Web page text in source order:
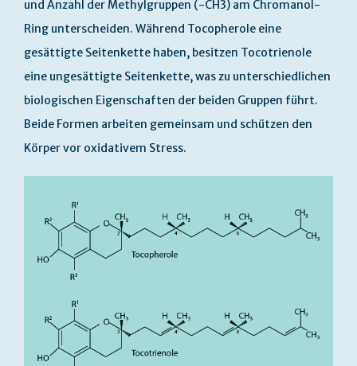
und Anzahl der Methylgruppen (-CH3) am Chromanol-
Ring unterscheiden. Während Tocopherole eine
gesättigte Seitenkette haben, besitzen Tocotrienole
eine ungesättigte Seitenkette, was zu unterschiedlichen
biologischen Eigenschaften der beiden Gruppen führt.
Beide Formen arbeiten gemeinsam und schützen den
Körper vor oxidativem Stress.